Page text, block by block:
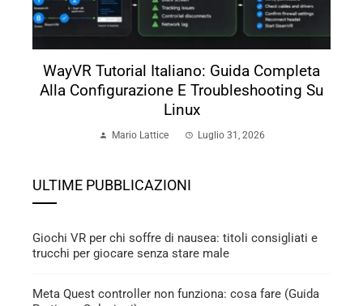
WayVR Tutorial Italiano: Guida Completa
Alla Configurazione E Troubleshooting Su
Linux
Mario Lattice Luglio 31, 2026
ULTIME PUBBLICAZIONI
Giochi VR per chi soffre di nausea: titoli consigliati e
trucchi per giocare senza stare male
Meta Quest controller non funziona: cosa fare (Guida